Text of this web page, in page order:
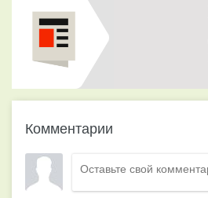
Комментарии